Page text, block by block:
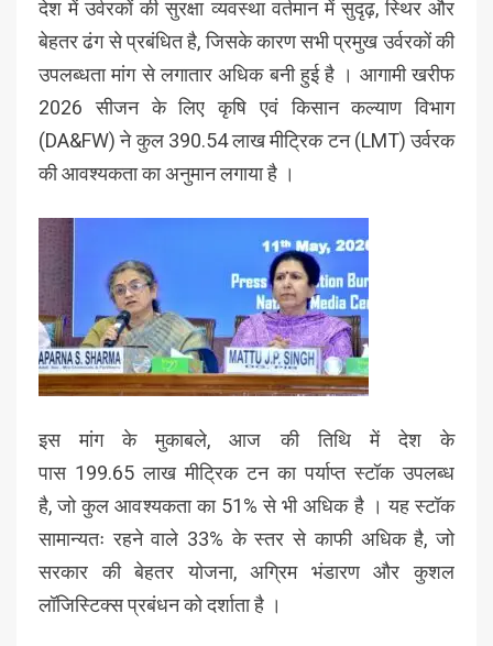
देश में उर्वरकों की सुरक्षा व्यवस्था वर्तमान में सुदृढ़, स्थिर और
बेहतर ढंग से प्रबंधित है, जिसके कारण सभी प्रमुख उर्वरकों की
उपलब्धता मांग से लगातार अधिक बनी हुई है । आगामी खरीफ
2026 सीजन के लिए कृषि एवं किसान कल्याण विभाग
(DA&FW) ने कुल 390.54 लाख मीट्रिक टन (LMT) उर्वरक
की आवश्यकता का अनुमान लगाया है ।
इस मांग के मुकाबले, आज की तिथि में देश के
पास 199.65 लाख मीट्रिक टन का पर्याप्त स्टॉक उपलब्ध
है, जो कुल आवश्यकता का 51% से भी अधिक है । यह स्टॉक
सामान्यतः रहने वाले 33% के स्तर से काफी अधिक है, जो
सरकार की बेहतर योजना, अग्रिम भंडारण और कुशल
लॉजिस्टिक्स प्रबंधन को दर्शाता है ।